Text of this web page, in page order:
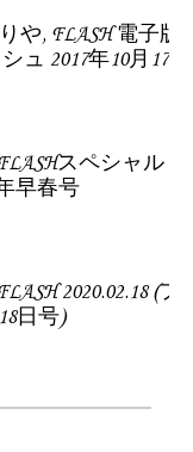
や, FLASH 電子版
ュ 2017年10月17-
スペシャル
早春号
2020.02.18 (フ
日号)